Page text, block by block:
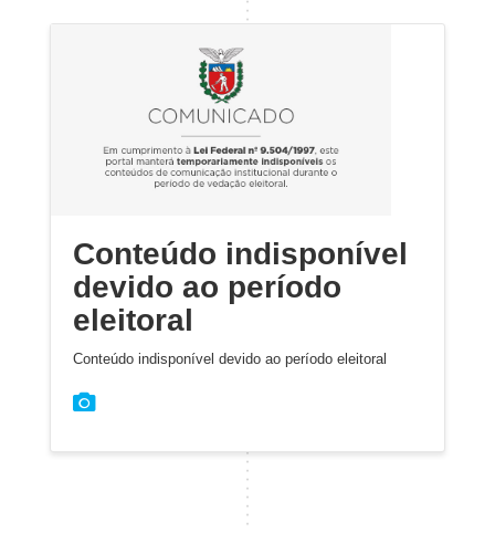
Conteúdo indisponível
devido ao período
eleitoral
Conteúdo indisponível devido ao período eleitoral